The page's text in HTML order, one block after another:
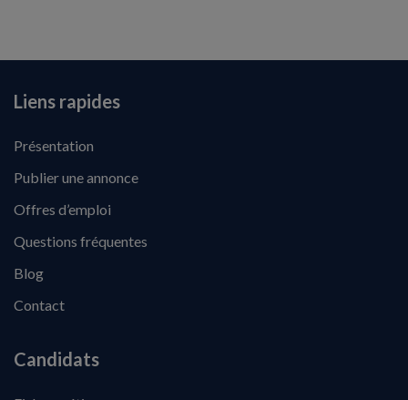
Liens rapides
Présentation
Publier une annonce
Offres d’emploi
Questions fréquentes
Blog
Contact
Candidats